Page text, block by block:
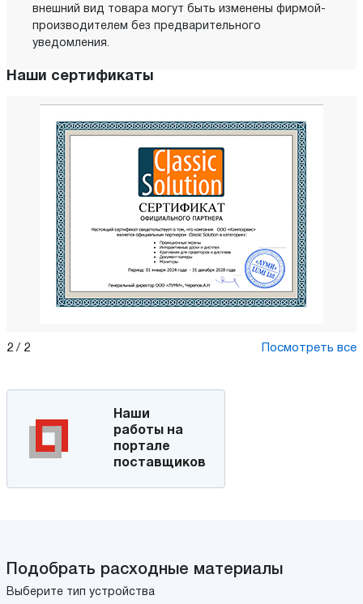
внешний вид товара могут быть изменены фирмой-
производителем без предварительного
уведомления.
Наши сертификаты
2 / 2 Посмотреть все
Наши
работы на
портале
поставщиков
Подобрать расходные материалы
Выберите тип устройства